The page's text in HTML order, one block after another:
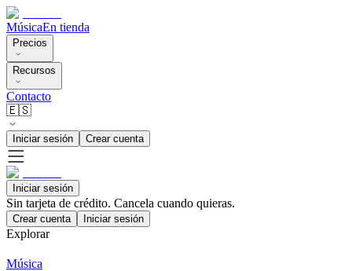
MúsicaEn tienda
Precios
Recursos
Contacto
🇪🇸
Iniciar sesión Crear cuenta
Iniciar sesión
Sin tarjeta de crédito. Cancela cuando quieras.
Crear cuenta Iniciar sesión
Explorar
Música